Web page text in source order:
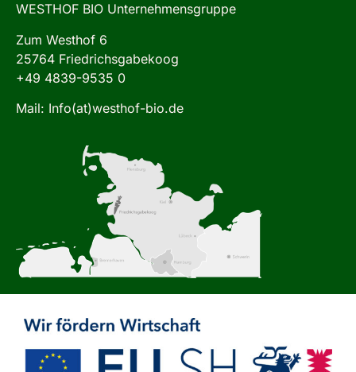
WESTHOF BIO Unternehmensgruppe
Zum Westhof 6
25764 Friedrichsgabekoog
+49 4839-9535 0
Mail: Info(at)westhof-bio.de